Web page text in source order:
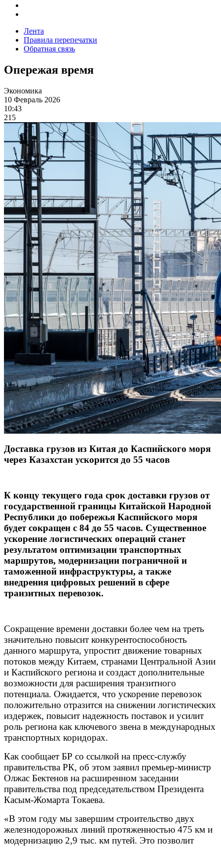
Лента
Правила перепечатки
Обратная связь
Опережая время
Экономика
10 Февраль 2026
10:43
215
Доставка грузов из Китая до Каспийского моря
через Казахстан ускорится до 55 часов
К концу текущего года срок доставки грузов от
государственной границы Китайской Народной
Республики до побережья Каспийского моря
будет сокращен с 84 до 55 часов. Существенное
ускорение логистических операций станет
результатом оптимизации транспортных
маршрутов, модернизации пограничной и
таможенной инфраструктуры, а также
внедрения цифровых решений в сфере
транзитных перевозок.
Сокращение времени доставки более чем на треть
значительно повысит конкурентоспособность
данного маршрута, упростит движение товарных
потоков между Китаем, странами Центральной Азии
и Каспийского региона и создаст дополнительные
возможности для расширения транзитного
потенциала. Ожидается, что ускорение перевозок
положительно отразится на снижении логистических
издержек, повысит надежность поставок и усилит
роль региона как ключевого звена в международных
транспортных коридорах.
Как сообщает БР со ссылкой на пресс-службу
правительства РК, об этом заявил премьер-министр
Олжас Бектенов на расширенном заседании
правительства под председательством Президента
Касым-Жомарта Токаева.
«В этом году мы завершим строительство двух
железнодорожных линий протяженностью 475 км и
модернизацию 2,9 тыс. км путей. Это позволит